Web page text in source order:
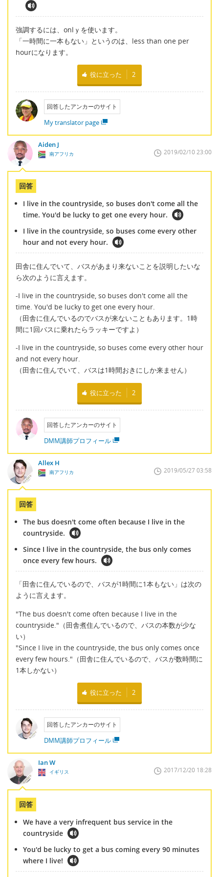
強調するには、onlｙを使います。
「一時間に一本もない」というのは、less than one per
hourになります。
役に立った 2
回答したアンカーのサイト
My translator page
Aiden J
南アフリカ 2019/02/10 23:00
回答
I live in the countryside, so buses don't come all the
time. You'd be lucky to get one every hour.
I live in the countryside, so buses come every other
hour and not every hour.
田舎に住んでいて、バスがあまり来ないことを説明したいな
ら次のように言えます。
-I live in the countryside, so buses don't come all the
time. You'd be lucky to get one every hour.
（田舎に住んでいるのでバスが来ないこともあります。1時
間に1回バスに乗れたらラッキーですよ）
-I live in the countryside, so buses come every other hour
and not every hour.
（田舎に住んでいて、バスは1時間おきにしか来ません）
役に立った 2
回答したアンカーのサイト
DMM講師プロフィール
Allex H
南アフリカ 2019/05/27 03:58
回答
The bus doesn't come often because I live in the
countryside.
Since I live in the countryside, the bus only comes
once every few hours.
「田舎に住んでいるので、バスが1時間に1本もない」は次の
ように言えます。
"The bus doesn't come often because I live in the
countryside."（田舎煮住んでいるので、バスの本数が少な
い）
"Since I live in the countryside, the bus only comes once
every few hours."（田舎に住んでいるので、バスが数時間に
1本しかない）
役に立った 2
回答したアンカーのサイト
DMM講師プロフィール
Ian W
イギリス 2017/12/20 18:28
回答
We have a very infrequent bus service in the
countryside
You'd be lucky to get a bus coming every 90 minutes
where I live!